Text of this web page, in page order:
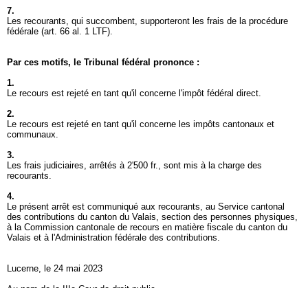
7.
Les recourants, qui succombent, supporteront les frais de la procédure
fédérale (art. 66 al. 1 LTF).
Par ces motifs, le Tribunal fédéral prononce :
1.
Le recours est rejeté en tant qu'il concerne l'impôt fédéral direct.
2.
Le recours est rejeté en tant qu'il concerne les impôts cantonaux et
communaux.
3.
Les frais judiciaires, arrêtés à 2'500 fr., sont mis à la charge des
recourants.
4.
Le présent arrêt est communiqué aux recourants, au Service cantonal
des contributions du canton du Valais, section des personnes physiques,
à la Commission cantonale de recours en matière fiscale du canton du
Valais et à l'Administration fédérale des contributions.
Lucerne, le 24 mai 2023